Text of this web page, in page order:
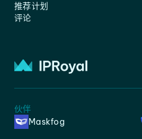
推荐计划
评论
伙伴
Maskfog